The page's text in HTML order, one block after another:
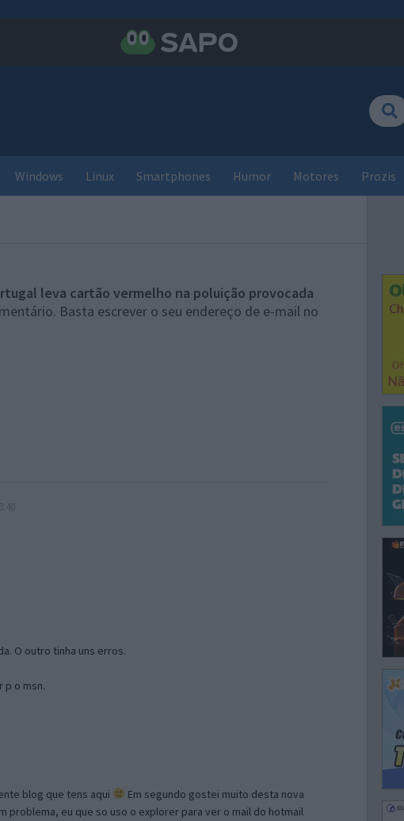
Windows Linux Smartphones Humor Motores Prozis
leva cartão vermelho na poluição provocada
Basta escrever o seu endereço de e-mail no
O outro tinha uns erros.
p o msn.
blog que tens aqui
Em segundo gostei muito desta nova
problema, eu que so uso o explorer para ver o mail do hotmail